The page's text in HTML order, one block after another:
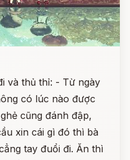
và thủ thỉ: - Từ ngày
có lúc nào được
cũng đánh đập,
xin cái gì đó thì bà
tay đuổi đi. Ăn thì